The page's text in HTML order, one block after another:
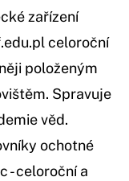
zařízení
celoroční
položeným
Spravuje
věd.
ochotné
- celoroční a